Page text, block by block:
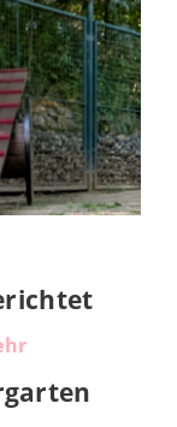
Weißenfels